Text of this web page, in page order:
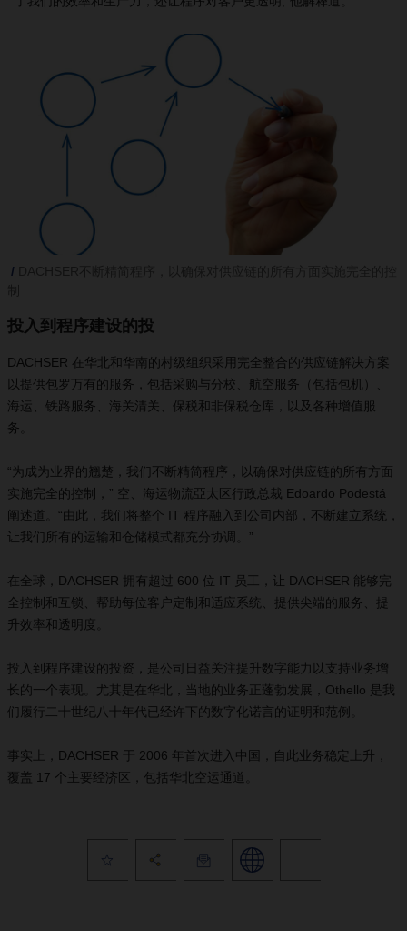
投入到程序建设的投
DACHSER 在华北和华南的村级组织采用完全整合的供应链解决方案
以提供包罗万有的服务，包括采购与分校、航空服务（包括包机）、
海运、铁路服务、海关清关、保税和非保税仓库，以及各种增值服
务。
“为成为业界的翘楚，我们不断精简程序，以确保对供应链的所有方面
实施完全的控制，” 空、海运物流亞太区行政总裁 Edoardo Podestá
阐述道。“由此，我们将整个 IT 程序融入到公司内部，不断建立系统，
让我们所有的运输和仓储模式都充分协调。”
在全球，DACHSER 拥有超过 600 位 IT 员工，让 DACHSER 能够完
全控制和互锁、帮助每位客户定制和适应系统、提供尖端的服务、提
升效率和透明度。
投入到程序建设的投资，是公司日益关注提升数字能力以支持业务增
长的一个表现。尤其是在华北，当地的业务正蓬勃发展，Othello 是我
们履行二十世纪八十年代已经许下的数字化诺言的证明和范例。
事实上，DACHSER 于 2006 年首次进入中国，自此业务稳定上升，
覆盖 17 个主要经济区，包括华北空运通道。